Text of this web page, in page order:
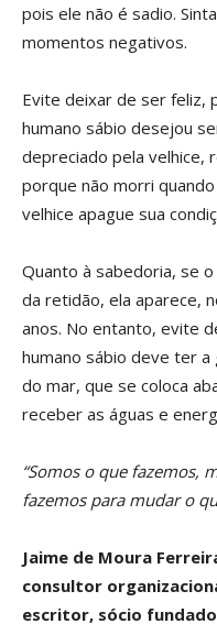
pois ele não é sadio.
momentos negativos.
Evite deixar de ser feliz,
humano sábio desejou
depreciado pela velhice,
porque não morri
velhice apague sua
Quanto à sabedoria, se
da retidão, ela aparece,
anos. No entanto, evite
humano sábio deve ter
do mar, que se coloca
receber as águas e
“Somos o que fazemos,
fazemos para mudar o
Jaime de Moura
consultor
escritor, sócio